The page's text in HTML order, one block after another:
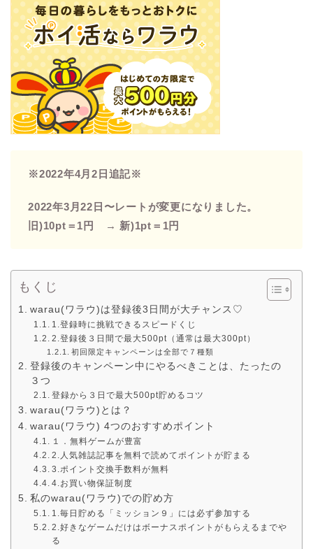
※2022年4月2日追記※
2022年3月22日〜レートが変更になりました。
旧)10pt＝1円 → 新)1pt＝1円
もくじ
warau(ワラウ)は登録後3日間が大チャンス♡
1.登録時に挑戦できるスピードくじ
2.登録後３日間で最大500pt（通常は最大300pt）
初回限定キャンペーンは全部で７種類
登録後のキャンペーン中にやるべきことは、たったの
３つ
登録から３日で最大500pt貯めるコツ
warau(ワラウ)とは？
warau(ワラウ) 4つのおすすめポイント
１．無料ゲームが豊富
2.人気雑誌記事を無料で読めてポイントが貯まる
3.ポイント交換手数料が無料
4.お買い物保証制度
私のwarau(ワラウ)での貯め方
1.毎日貯める「ミッション９」には必ず参加する
2.好きなゲームだけはボーナスポイントがもらえるまでや
る